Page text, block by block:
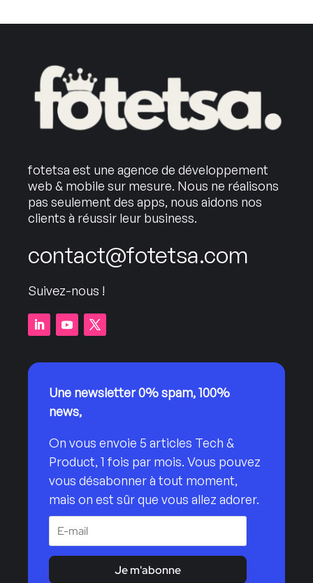
fotetsa est une agence de développement
web & mobile sur mesure. Nous ne réalisons
pas seulement des apps, nous aidons nos
clients à réussir leur business.
contact@fotetsa.com
Suivez-nous !
Une newsletter 0% spam, 100%
news,
On vous envoie 5 articles Tech &
Product, 1 fois par mois. Vous pouvez
vous désabonner à tout moment,
mais on est sûr que vous allez adorer.
Je m'abonne